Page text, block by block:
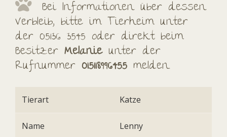
Bei Informationen über dessen
Verbleib, bitte im Tierheim unter
der 05136 3545 oder direkt beim
Besitzer Melanie unter der
Rufnummer 015118996455 melden.
Tierart Katze
Name Lenny